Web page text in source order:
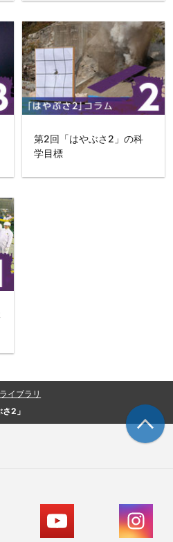
第2回「はやぶさ2」の科
学目標
ライブラリ
2」